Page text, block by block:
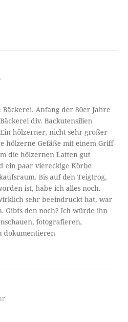
Anfang der 80er Jahre
div. Backutensilien
hölzerner, nicht sehr großer
hölzerne Gefäße mit einem Griff
die hölzernen Latten gut
ein paar viereckige Körbe
Bis auf den Teigtrog,
ist, habe ich alles noch.
sehr beeindruckt hat, war
Gibts den noch? Ich würde ihn
fotografieren,
dokumentieren